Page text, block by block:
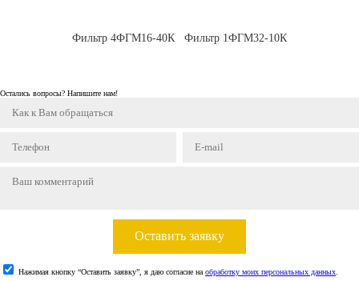
Фильтр 4ФГМ16-40К Фильтр 1ФГМ32-10К
Остались вопросы? Напишите нам!
Оставить заявку
Нажимая кнопку “Оставить заявку”, я даю согласие на обработку моих персональных данных